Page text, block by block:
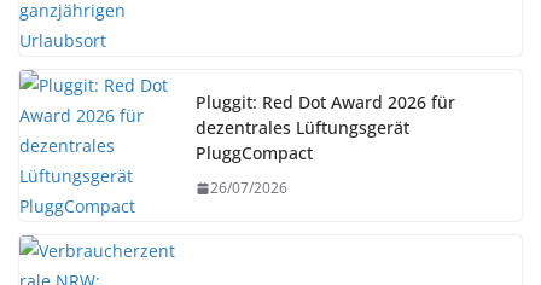
Pluggit: Red Dot Award 2026 für
dezentrales Lüftungsgerät
PluggCompact
26/07/2026